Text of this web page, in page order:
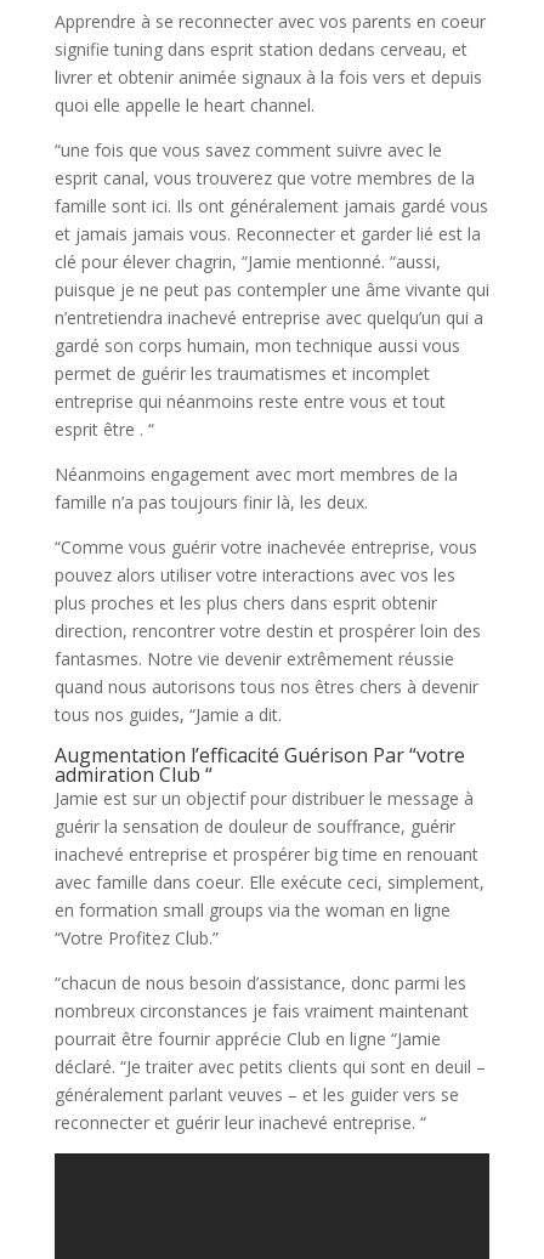
Apprendre à se reconnecter avec vos parents en coeur
signifie tuning dans esprit station dedans cerveau, et
livrer et obtenir animée signaux à la fois vers et depuis
quoi elle appelle le heart channel.
“une fois que vous savez comment suivre avec le
esprit canal, vous trouverez que votre membres de la
famille sont ici. Ils ont généralement jamais gardé vous
et jamais jamais vous. Reconnecter et garder lié est la
clé pour élever chagrin, “Jamie mentionné. “aussi,
puisque je ne peut pas contempler une âme vivante qui
n’entretiendra inachevé entreprise avec quelqu’un qui a
gardé son corps humain, mon technique aussi vous
permet de guérir les traumatismes et incomplet
entreprise qui néanmoins reste entre vous et tout
esprit être . “
Néanmoins engagement avec mort membres de la
famille n’a pas toujours finir là, les deux.
“Comme vous guérir votre inachevée entreprise, vous
pouvez alors utiliser votre interactions avec vos les
plus proches et les plus chers dans esprit obtenir
direction, rencontrer votre destin et prospérer loin des
fantasmes. Notre vie devenir extrêmement réussie
quand nous autorisons tous nos êtres chers à devenir
tous nos guides, “Jamie a dit.
Augmentation l’efficacité Guérison Par “votre
admiration Club “
Jamie est sur un objectif pour distribuer le message à
guérir la sensation de douleur de souffrance, guérir
inachevé entreprise et prospérer big time en renouant
avec famille dans coeur. Elle exécute ceci, simplement,
en formation small groups via the woman en ligne
“Votre Profitez Club.”
“chacun de nous besoin d’assistance, donc parmi les
nombreux circonstances je fais vraiment maintenant
pourrait être fournir apprécie Club en ligne “Jamie
déclaré. “Je traiter avec petits clients qui sont en deuil –
généralement parlant veuves – et les guider vers se
reconnecter et guérir leur inachevé entreprise. “